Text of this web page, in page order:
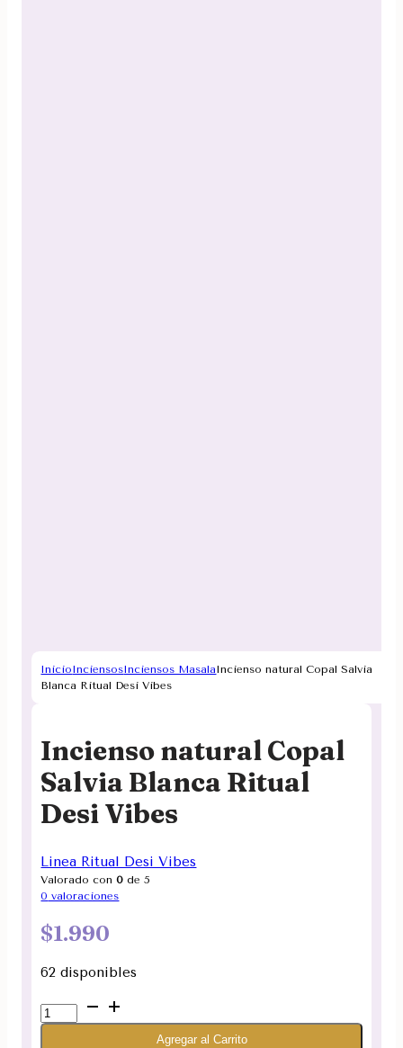
InicioInciensosInciensos MasalaIncienso natural Copal Salvia
Blanca Ritual Desi Vibes
Incienso natural Copal
Salvia Blanca Ritual
Desi Vibes
Linea Ritual Desi Vibes
Valorado con0 de 5
0 valoraciones
$1.990
62 disponibles
Incienso
natural
Agregar al Carrito